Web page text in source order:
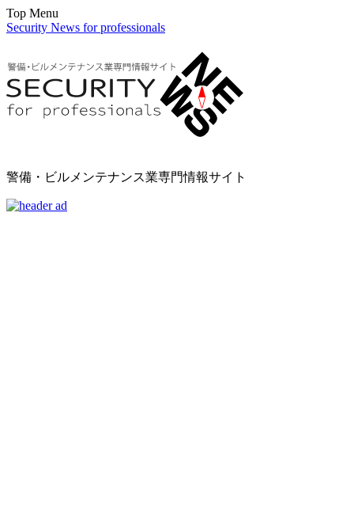
Top Menu
Security News for professionals
警備・ビルメンテナンス業専門情報サイト